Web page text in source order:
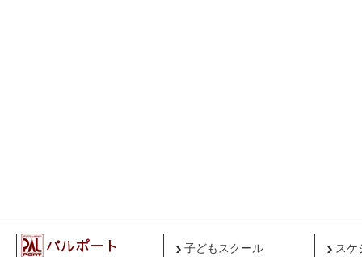
子どもスクール スケ